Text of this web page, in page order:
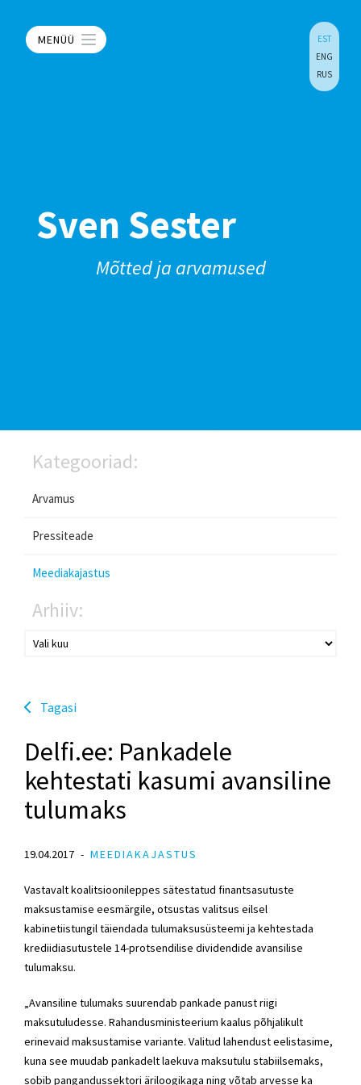
MENÜÜ
EST
ENG
RUS
Sven Sester
Mõtted ja arvamused
Kategooriad:
Arvamus
Pressiteade
Meediakajastus
Arhiiv:
Tagasi
Delfi.ee: Pankadele
kehtestati kasumi avansiline
tulumaks
19.04.2017 MEEDIAKAJASTUS
Vastavalt koalitsioonileppes sätestatud finantsasutuste
maksustamise eesmärgile, otsustas valitsus eilsel
kabinetiistungil täiendada tulumaksusüsteemi ja kehtestada
krediidiasutustele 14-protsendilise dividendide avansilise
tulumaksu.
„Avansiline tulumaks suurendab pankade panust riigi
maksutuludesse. Rahandusministeerium kaalus põhjalikult
erinevaid maksustamise variante. Valitud lahendust eelistasime,
kuna see muudab pankadelt laekuva maksutulu stabiilsemaks,
sobib pangandussektori äriloogikaga ning võtab arvesse ka